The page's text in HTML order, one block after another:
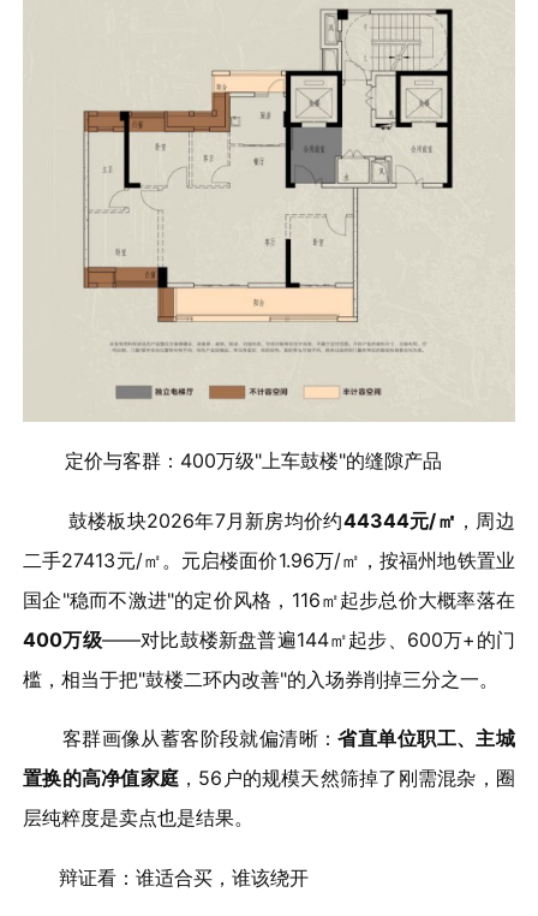
定价与客群：400万级"上车鼓楼"的缝隙产品
鼓楼板块2026年7月新房均价约44344元/㎡ ，周边
二手27413元/㎡。元启楼面价1.96万/㎡，按福州地铁置业
国企"稳而不激进"的定价风格，116㎡起步总价大概率落在
400万级——对比鼓楼新盘普遍144㎡起步、600万+的门
槛，相当于把"鼓楼二环内改善"的入场券削掉三分之一。
客群画像从蓄客阶段就偏清晰：省直单位职工、主城
置换的高净值家庭 ，56户的规模天然筛掉了刚需混杂，圈
层纯粹度是卖点也是结果。
辩证看：谁适合买，谁该绕开